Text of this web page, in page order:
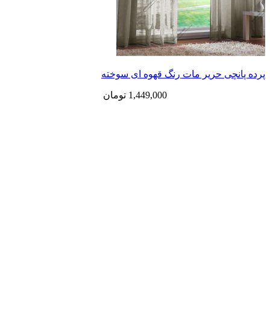
پرده پانچی حریر مات رنگ قهوه ای سوخته
1,449,000 تومان